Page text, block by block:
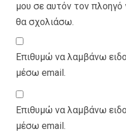
μου σε αυτόν τον πλοηγό
θα σχολιάσω.
Επιθυμώ να λαμβάνω
μέσω email.
Επιθυμώ να λαμβάνω
μέσω email.